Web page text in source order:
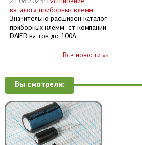
каталога приборных клемм
Значительно расширен каталог
приборных клемм от компании
DAIER на ток до 100А.
Все новости »»
Вы смотрели: